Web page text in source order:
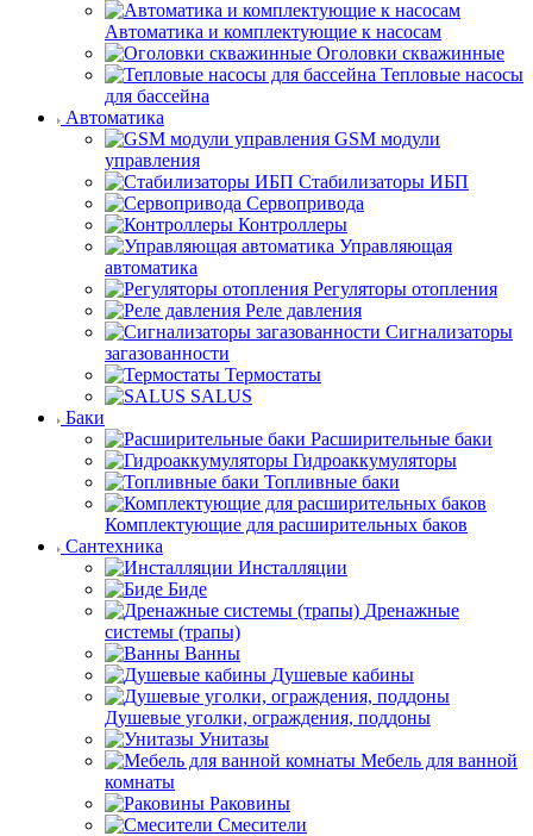
Автоматика и комплектующие к насосам
Оголовки скважинные
Тепловые насосы
для бассейна
Автоматика
GSM модули
управления
Стабилизаторы ИБП
Сервопривода
Контроллеры
Управляющая
автоматика
Регуляторы отопления
Реле давления
Сигнализаторы
загазованности
Термостаты
SALUS
Баки
Расширительные баки
Гидроаккумуляторы
Топливные баки
Комплектующие для расширительных баков
Сантехника
Инсталляции
Биде
Дренажные
системы (трапы)
Ванны
Душевые кабины
Душевые уголки, ограждения, поддоны
Унитазы
Мебель для ванной
комнаты
Раковины
Смесители